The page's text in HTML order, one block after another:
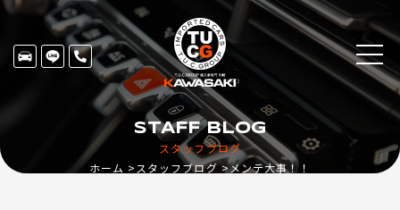
スタッフブログ
STAFF BLOG
ホーム スタッフブログ メンテ大事！！